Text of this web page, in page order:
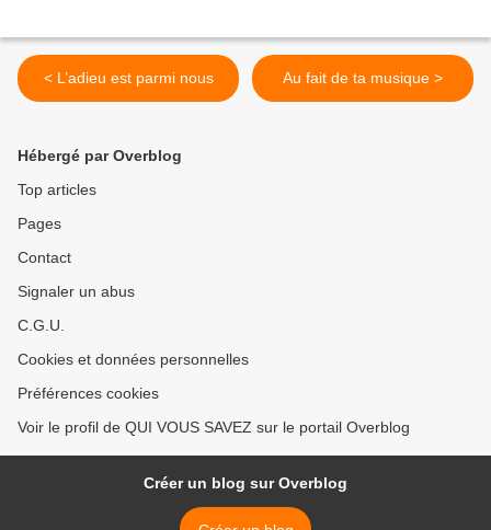
< L’adieu est parmi nous Au fait de ta musique >
Hébergé par Overblog
Top articles
Pages
Contact
Signaler un abus
C.G.U.
Cookies et données personnelles
Préférences cookies
Voir le profil de QUI VOUS SAVEZ sur le portail Overblog
Créer un blog sur Overblog